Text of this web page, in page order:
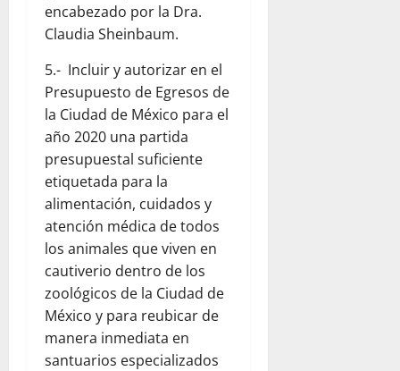
encabezado por la Dra.
Claudia Sheinbaum.
5.- Incluir y autorizar en el
Presupuesto de Egresos de
la Ciudad de México para el
año 2020 una partida
presupuestal suficiente
etiquetada para la
alimentación, cuidados y
atención médica de todos
los animales que viven en
cautiverio dentro de los
zoológicos de la Ciudad de
México y para reubicar de
manera inmediata en
santuarios especializados